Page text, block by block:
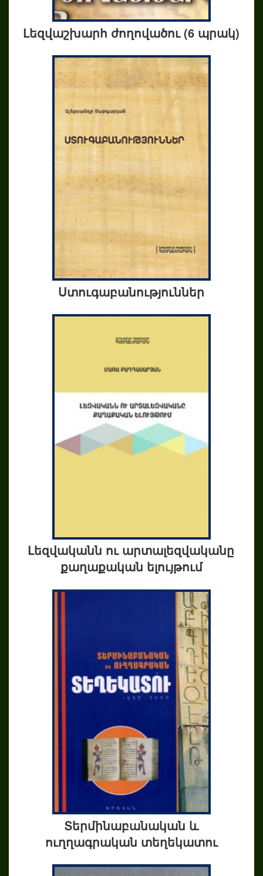
Լեզվաշխարհ ժողովածու (6 պրակ)
Ստուգաբանություններ
Լեզվականն ու արտալեզվականը
քաղաքական ելույթում
Տերմինաբանական և
ուղղագրական տեղեկատու